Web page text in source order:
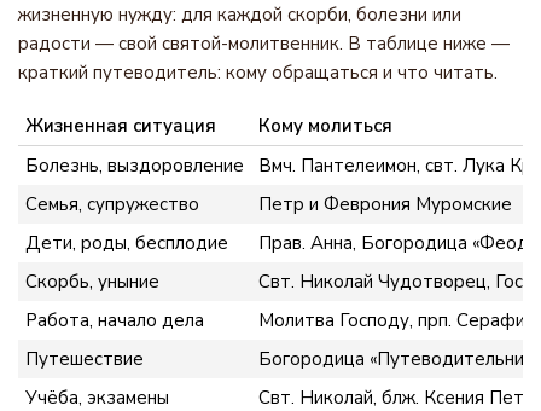
жизненную нужду: для каждой скорби, болезни или
радости — свой святой-молитвенник. В таблице ниже —
краткий путеводитель: кому обращаться и что читать.
Жизненная ситуация
Кому молиться
Болезнь, выздоровление
Вмч. Пантелеимон, свт. Лука
Семья, супружество
Петр и Феврония Муромские
Дети, роды, бесплодие
Прав. Анна, Богородица
Скорбь, уныние
Свт. Николай Чудотворец,
Работа, начало дела
Молитва Господу, прп. Серафим
Путешествие
Богородица
Учёба, экзамены
Свт. Николай, блж. Ксения